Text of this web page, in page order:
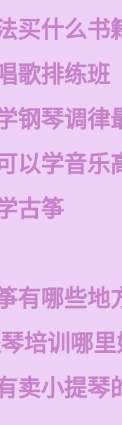
买什么书
歌排练班
钢琴调律
以学音乐
古筝
有哪些地
培训哪里
卖小提琴